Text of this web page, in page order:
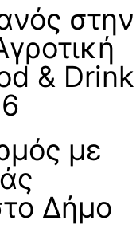
στην
& Drink
με
Δήμο